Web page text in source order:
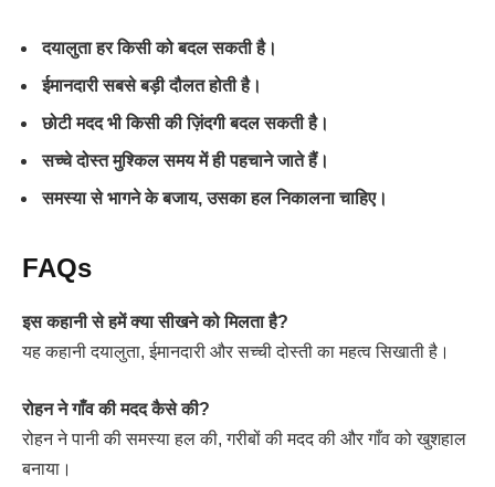
दयालुता हर किसी को बदल सकती है।
ईमानदारी सबसे बड़ी दौलत होती है।
छोटी मदद भी किसी की ज़िंदगी बदल सकती है।
सच्चे दोस्त मुश्किल समय में ही पहचाने जाते हैं।
समस्या से भागने के बजाय, उसका हल निकालना चाहिए।
FAQs
इस कहानी से हमें क्या सीखने को मिलता है?
यह कहानी दयालुता, ईमानदारी और सच्ची दोस्ती का महत्व सिखाती है।
रोहन ने गाँव की मदद कैसे की?
रोहन ने पानी की समस्या हल की, गरीबों की मदद की और गाँव को खुशहाल
बनाया।